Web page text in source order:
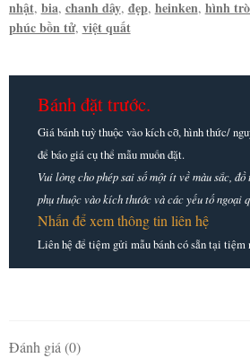
nhật, bia, chanh dây, đẹp, heinken, hình
phúc bồn tử, việt quất
Bánh đặt trước.
Giá bánh tuỳ thuộc vào kích cỡ, hình thức/
để báo giá cụ thể mẫu muốn đặt.
Vui lòng cho phép sai số một ít về màu sắc,
phụ thuộc vào kích thước và các yếu tố ngoại
Nhấn để xem thông tin liên hệ
Liên hệ để tiệm gửi mẫu bánh có sẵn tại tiệm
Đánh giá (0)